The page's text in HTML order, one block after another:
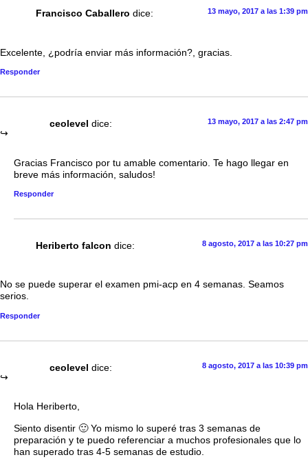
Francisco Caballero dice: 13 mayo, 2017 a las 1:39 pm
Excelente, ¿podría enviar más información?, gracias.
Responder
ceolevel dice: 13 mayo, 2017 a las 2:47 pm
Gracias Francisco por tu amable comentario. Te hago llegar en
breve más información, saludos!
Responder
Heriberto falcon dice: 8 agosto, 2017 a las 10:27 pm
No se puede superar el examen pmi-acp en 4 semanas. Seamos
serios.
Responder
ceolevel dice: 8 agosto, 2017 a las 10:39 pm
Hola Heriberto,
Siento disentir 🙂 Yo mismo lo superé tras 3 semanas de
preparación y te puedo referenciar a muchos profesionales que lo
han superado tras 4-5 semanas de estudio.